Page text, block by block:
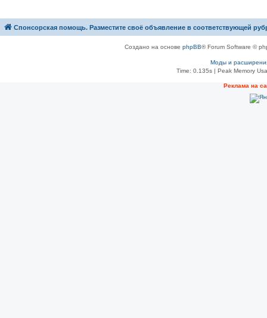
Спонсорская помощь. Разместите своё объявление в соответствующей
Создано на основе phpBB® Forum Software ©
Моды и
Time: 0.135s | Peak Memory
Рeклама на